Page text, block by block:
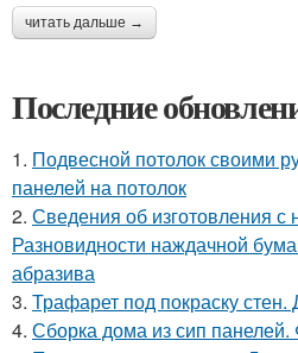
читать дальше →
Последние
1. Подвесной потолок своими
панелей на потолок
2. Сведения об изготовления с
Разновидности наждачной
абразива
3. Трафарет под покраску
4. Сборка дома из сип